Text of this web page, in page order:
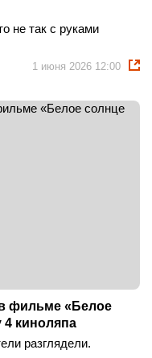
не так с руками
1 июня 2026 12:00
фильме «Белое
киноляпа
разглядели.